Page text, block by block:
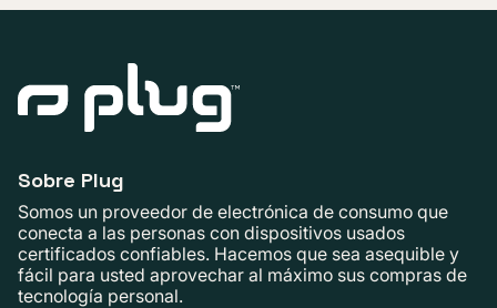
Sobre Plug
Somos un proveedor de electrónica de consumo que
conecta a las personas con dispositivos usados ​​
certificados confiables. Hacemos que sea asequible y
fácil para usted aprovechar al máximo sus compras de
tecnología personal.